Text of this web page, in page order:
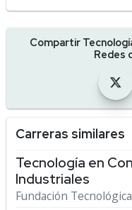
Compartir
Redes
Carreras similares
Tecnología en
Industriales
Fundación